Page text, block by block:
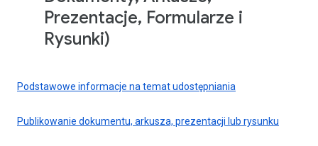
Prezentacje, Formularze i
Rysunki)
Podstawowe informacje na temat udostępniania
Publikowanie dokumentu, arkusza, prezentacji lub rysunku